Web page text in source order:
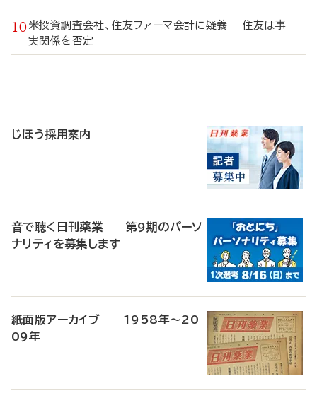
米投資調査会社、住友ファーマ会計に疑義 住友は事
実関係を否定
じほう採用案内
音で聴く日刊薬業 第9期のパーソ
ナリティを募集します
紙面版アーカイブ 1958年～20
09年